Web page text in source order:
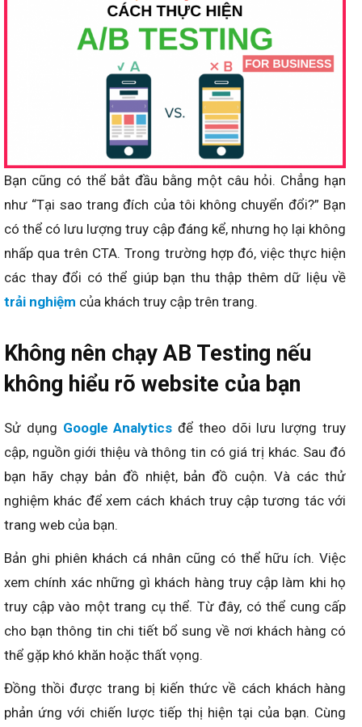
Bạn cũng có thể bắt đầu bằng một câu hỏi. Chẳng hạn
như “Tại sao trang đích của tôi không chuyển đổi?” Bạn
có thể có lưu lượng truy cập đáng kể, nhưng họ lại không
nhấp qua trên CTA. Trong trường hợp đó, việc thực hiện
các thay đổi có thể giúp bạn thu thập thêm dữ liệu về
trải nghiệm của khách truy cập trên trang.
Không nên chạy AB Testing nếu
không hiểu rõ website của bạn
Sử dụng Google Analytics để theo dõi lưu lượng truy
cập, nguồn giới thiệu và thông tin có giá trị khác. Sau đó
bạn hãy chạy bản đồ nhiệt, bản đồ cuộn. Và các thử
nghiệm khác để xem cách khách truy cập tương tác với
trang web của bạn.
Bản ghi phiên khách cá nhân cũng có thể hữu ích. Việc
xem chính xác những gì khách hàng truy cập làm khi họ
truy cập vào một trang cụ thể. Từ đây, có thể cung cấp
cho bạn thông tin chi tiết bổ sung về nơi khách hàng có
thể gặp khó khăn hoặc thất vọng.
Đồng thồi được trang bị kiến ​​thức về cách khách hàng
phản ứng với chiến lược tiếp thị hiện tại của bạn. Cùng